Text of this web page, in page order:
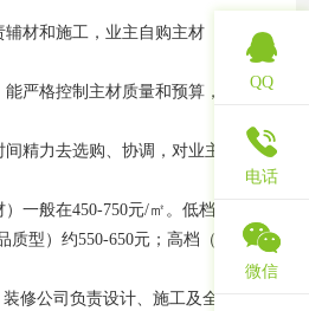
辅材和施工，业主自购主材（如瓷
严格控制主材质量和预算，适合对
精力去选购、协调，对业主的装修
一般在450-750元/㎡。低档（基础
质型）约550-650元；高档（工艺
修公司负责设计、施工及全部材料
QQ
电话
微信